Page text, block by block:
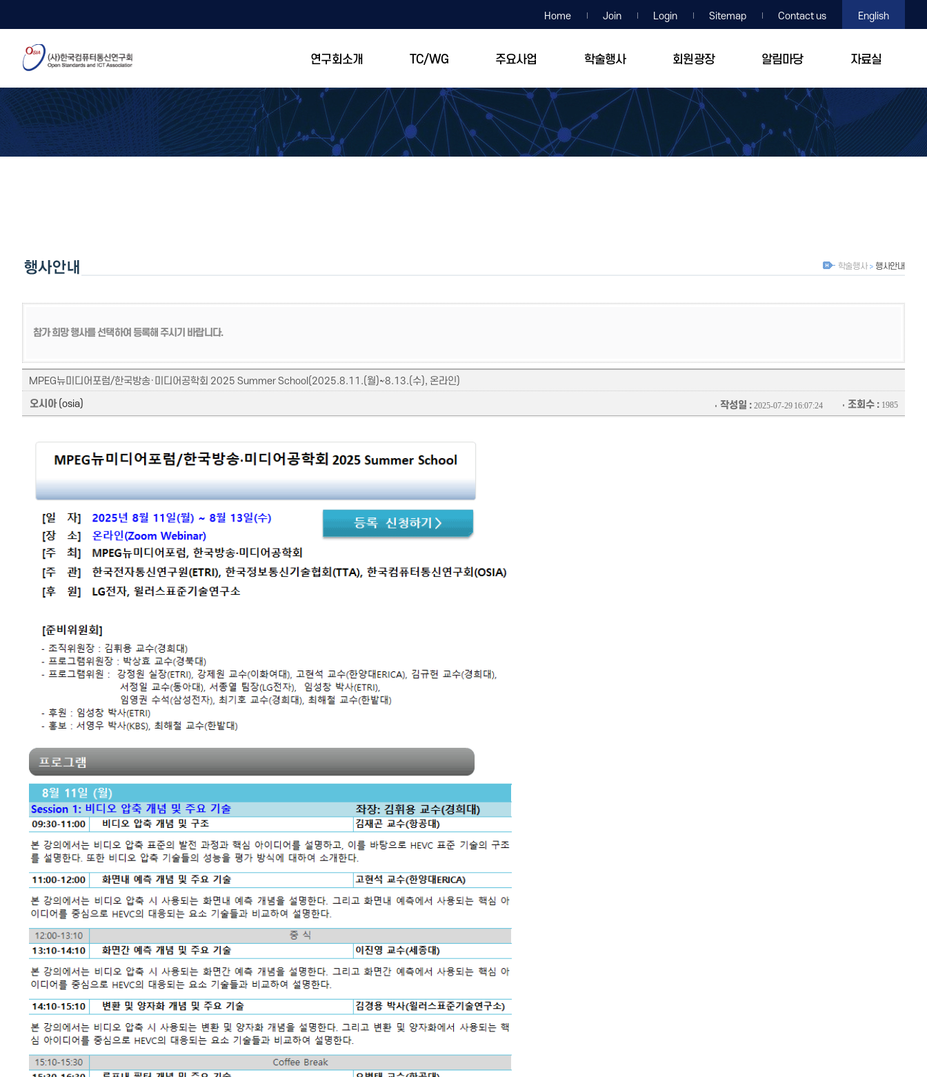
Home Join Login Sitemap Contact us English
연구회소개 TC/WG 주요사업 학술행사 회원광장 알림마당 자료실
학술행사 행사안내
참가 희망 행사를 선택하여 등록해 주시기 바랍니다.
MPEG뉴미디어포럼/한국방송·미디어공학회 2025 Summer School(2025.8.11.(월)~8.13.(수), 온라인)
오시아(osia) 작성일 : 2025-07-29 16:07:24 조회수 : 1985